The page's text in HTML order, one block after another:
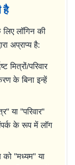
है
लॉगिन की
अप्राप्य है:
मित्रों/परिवार
के बिना इन्हें
या "परिवार"
के रूप में लॉग
"मध्यम" या